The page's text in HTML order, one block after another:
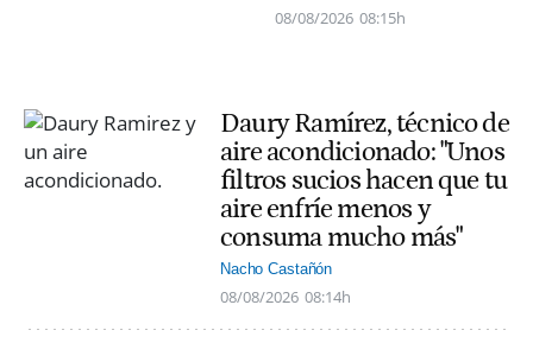
08/08/2026 08:15h
Daury Ramírez, técnico de
aire acondicionado: "Unos
filtros sucios hacen que tu
aire enfríe menos y
consuma mucho más"
Nacho Castañón
08/08/2026 08:14h